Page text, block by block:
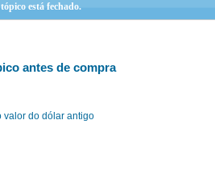
está fechado.
antes de compra
valor do dólar antigo